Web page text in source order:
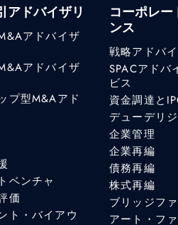
アドバイザリ
アドバイザ
アドバイザ
プ型M&Aアド
ベンチャ
価
ト・バイアウ
コーポレ
ンス
戦略アドバ
SPACアドバ
ビス
資金調達と
デューデリ
企業管理
企業再編
債務再編
株式再編
ブリッジフ
アート・フ